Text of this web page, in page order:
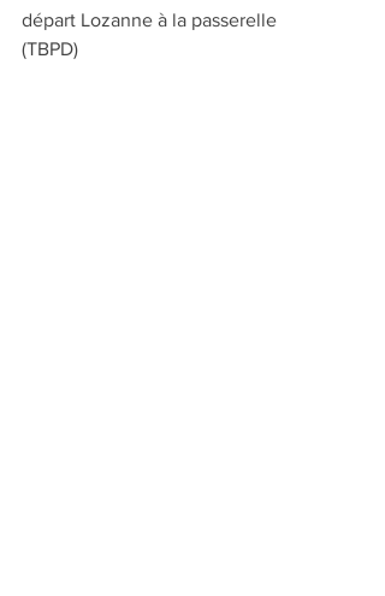
départ Lozanne à la passerelle
(TBPD)